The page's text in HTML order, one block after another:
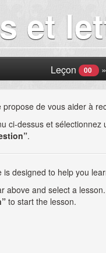
et
Leçon 00 »
propose de vous aider à
ci-dessus et sélectionnez
.
is designed to help you
above and select a lesson.
to start the lesson.